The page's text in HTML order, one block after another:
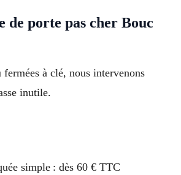
de porte pas cher Bouc
fermées à clé, nous intervenons
inutile.
simple : dès 60 € TTC